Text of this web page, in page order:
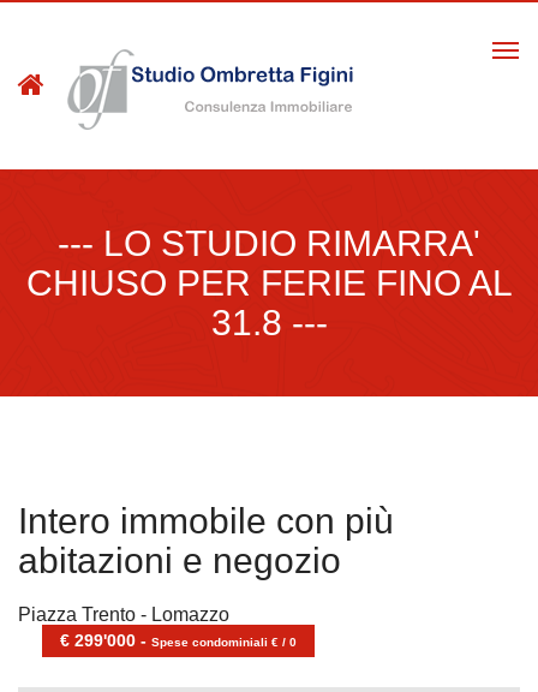
Dove Siamo
--- LO STUDIO RIMARRA'
CHIUSO PER FERIE FINO AL
31.8 ---
Intero immobile con più
abitazioni e negozio
Piazza Trento - Lomazzo
€ 299'000 - Spese condominiali € / 0